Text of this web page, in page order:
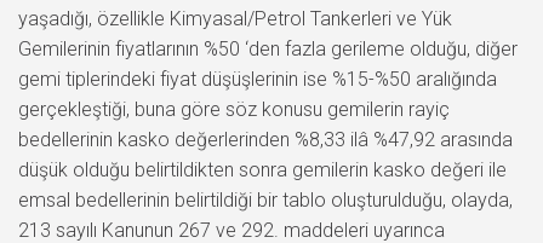
yaşadığı, özellikle Kimyasal/Petrol Tankerleri ve Yük
Gemilerinin fiyatlarının %50 ‘den fazla gerileme olduğu, diğer
gemi tiplerindeki fiyat düşüşlerinin ise %15-%50 aralığında
gerçekleştiği, buna göre söz konusu gemilerin rayiç
bedellerinin kasko değerlerinden %8,33 ilâ %47,92 arasında
düşük olduğu belirtildikten sonra gemilerin kasko değeri ile
emsal bedellerinin belirtildiği bir tablo oluşturulduğu, olayda,
213 sayılı Kanunun 267 ve 292. maddeleri uyarınca